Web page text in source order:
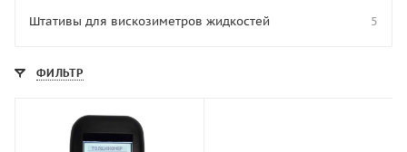
Штативы для вискозиметров жидкостей 5
ФИЛЬТР